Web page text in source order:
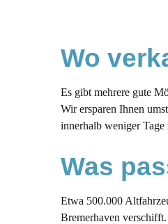
Wo
Es gibt mehrere gute
Wir ersparen Ihnen
innerhalb weniger Tage
Was
Etwa 500.000
Bremerhaven